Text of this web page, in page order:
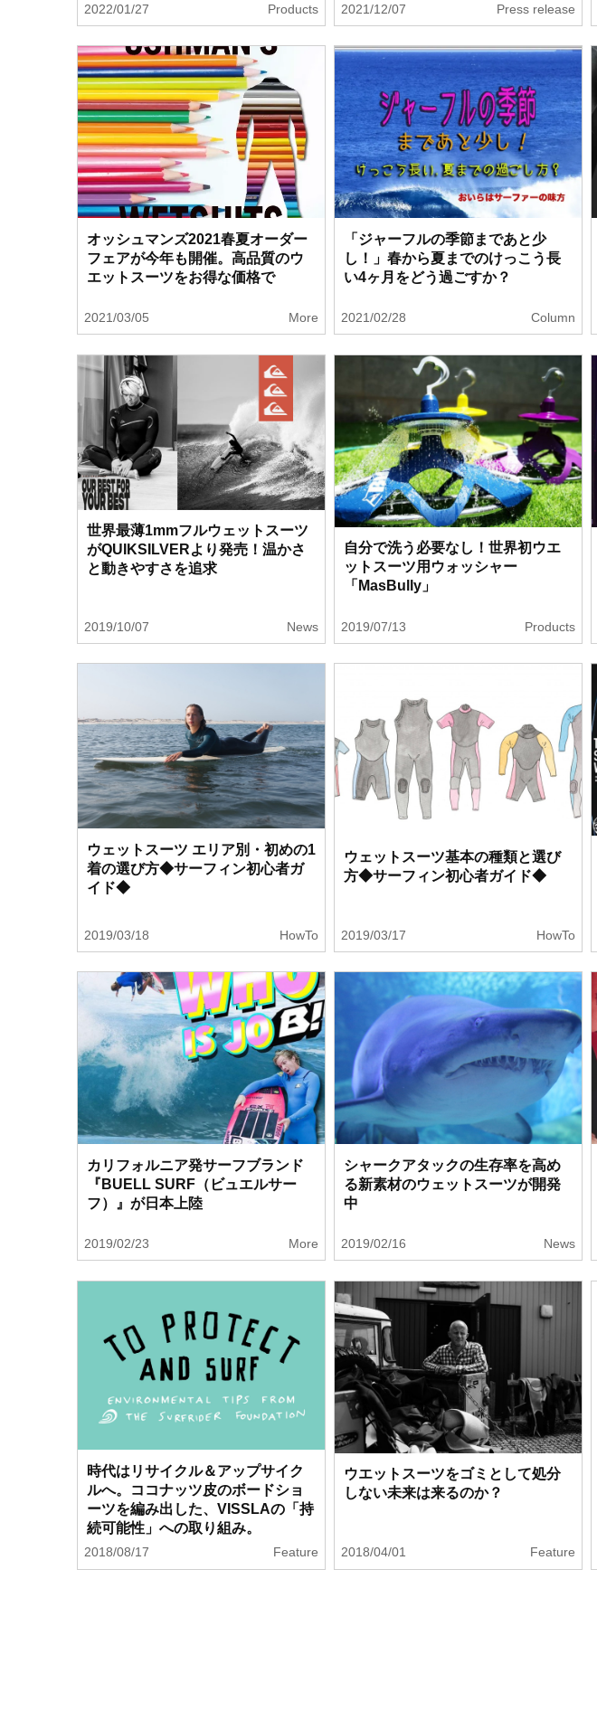
2022/01/27 Products 2021/12/07 Press release
オッシュマンズ2021春夏オーダー
フェアが今年も開催。高品質のウ
エットスーツをお得な価格で
2021/03/05 More
「ジャーフルの季節まであと少
し！」春から夏までのけっこう長
い4ヶ月をどう過ごすか？
2021/02/28 Column
世界最薄1mmフルウェットスーツ
がQUIKSILVERより発売！温かさ
と動きやすさを追求
2019/10/07 News
自分で洗う必要なし！世界初ウエ
ットスーツ用ウォッシャー
「MasBully」
2019/07/13 Products
ウェットスーツ エリア別・初めの1
着の選び方◆サーフィン初心者ガ
イド◆
2019/03/18 HowTo
ウェットスーツ基本の種類と選び
方◆サーフィン初心者ガイド◆
2019/03/17 HowTo
カリフォルニア発サーフブランド
『BUELL SURF（ビュエルサー
フ）』が日本上陸
2019/02/23 More
シャークアタックの生存率を高め
る新素材のウェットスーツが開発
中
2019/02/16 News
時代はリサイクル＆アップサイク
ルへ。ココナッツ皮のボードショ
ーツを編み出した、VISSLAの「持
続可能性」への取り組み。
2018/08/17 Feature
ウエットスーツをゴミとして処分
しない未来は来るのか？
2018/04/01 Feature